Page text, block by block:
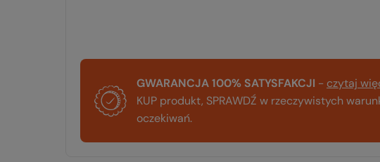
GWARANCJA 100% SATYSFAKCJI - czytaj
KUP produkt, SPRAWDŹ w rzeczywistych
oczekiwań.